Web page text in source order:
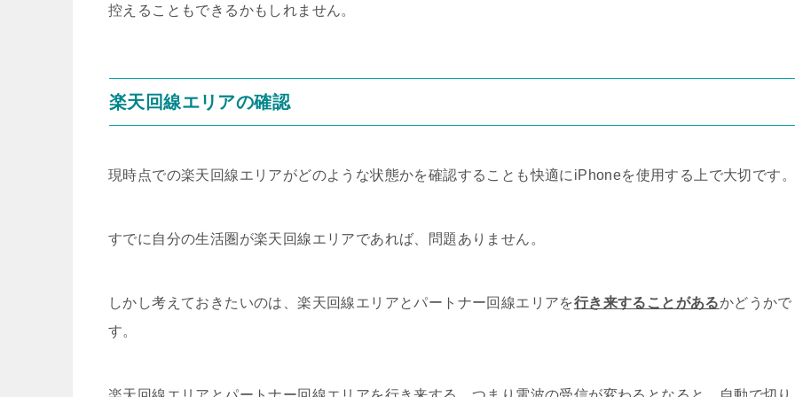
控えることもできるかもしれません。
楽天回線エリアの確認
現時点での楽天回線エリアがどのような状態かを確認することも快適にiPhoneを使用する上で大切です
すでに自分の生活圏が楽天回線エリアであれば、問題ありません。
しかし考えておきたいのは、楽天回線エリアとパートナー回線エリアを行き来することがあるかどうかで
す。